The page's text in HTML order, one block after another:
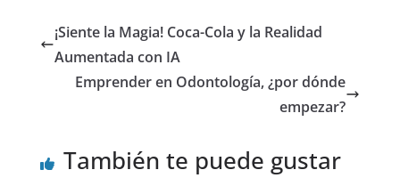
¡Siente la Magia! Coca-Cola y la Realidad
Aumentada con IA
Emprender en Odontología, ¿por dónde
empezar?
También te puede gustar